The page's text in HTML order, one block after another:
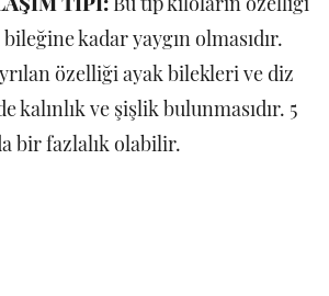
kadar yaygın olmasıdır.
özelliği ayak bilekleri ve diz
kalınlık ve şişlik bulunmasıdır. 5
bir fazlalık olabilir.